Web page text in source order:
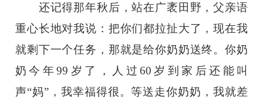
还记得那年秋后，站在广袤田野，父亲语
重心长地对我说：把你们都拉扯大了，现在我
就剩下一个任务，那就是给你奶奶送终。你奶
奶今年99岁了，人过60岁到家后还能叫
声“妈”，我幸福得很。等送走你奶奶，我就差